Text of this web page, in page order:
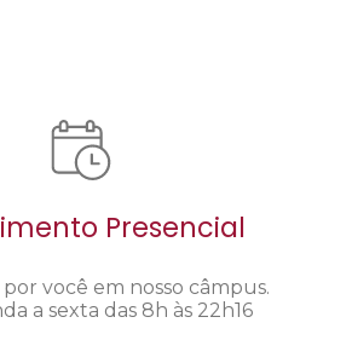
Presencial
por você em nosso câmpus.
a sexta das 8h às 22h16